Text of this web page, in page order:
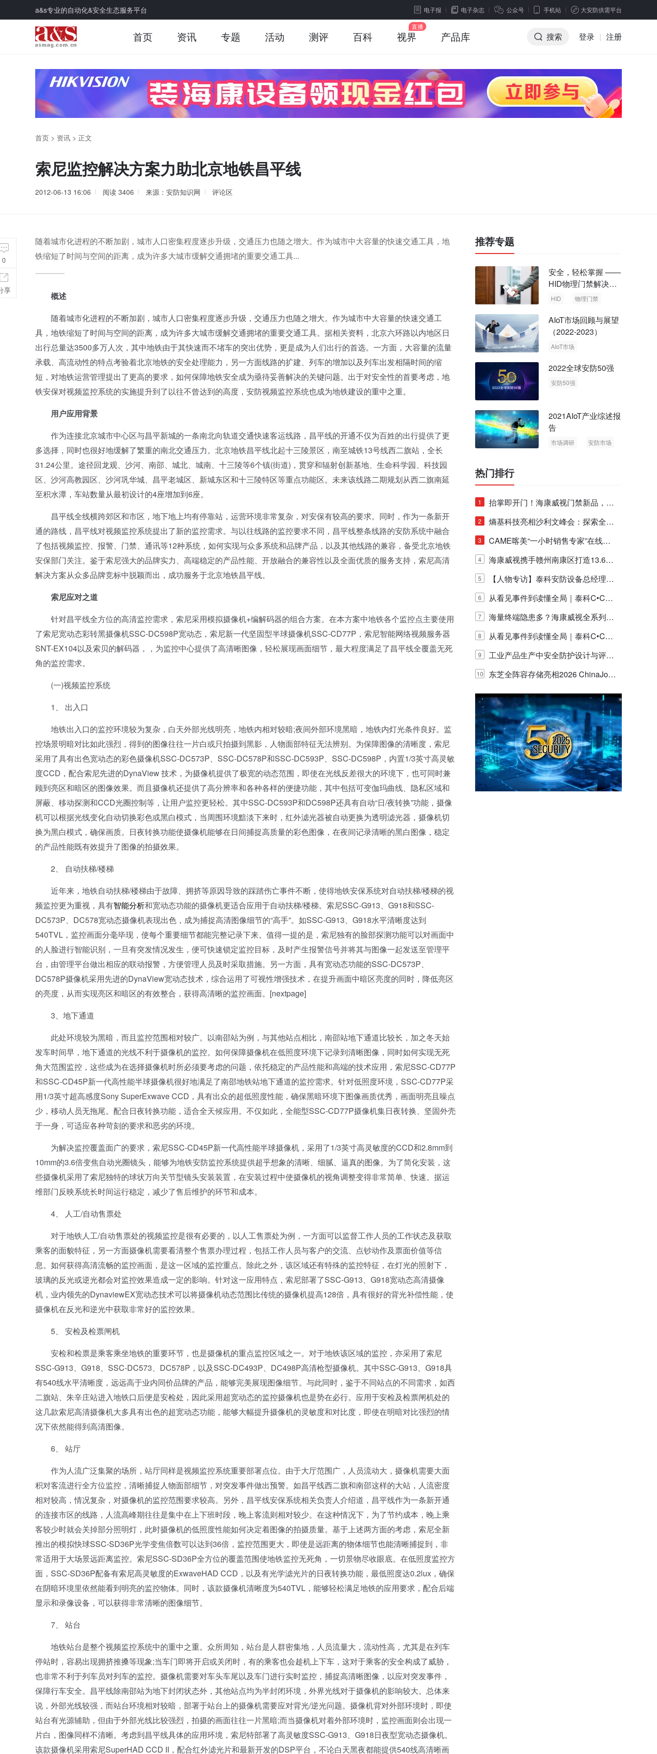
a&s专业的自动化&安全生态服务平台 电子报 电子杂志 公众号 手机站 大安防供需平台
首页 资讯 专题 活动 测评 百科 视界 产品库 搜索 登录 | 注册
首页 > 资讯 > 正文
索尼监控解决方案力助北京地铁昌平线
2012-06-13 16:06 阅读 3406 来源：安防知识网 评论区
随着城市化进程的不断加剧，城市人口密集程度逐步升级，交通压力也随之增大。作为城市中大容量的快速交通工具，地
铁缩短了时间与空间的距离，成为许多大城市缓解交通拥堵的重要交通工具...
概述
随着城市化进程的不断加剧，城市人口密集程度逐步升级，交通压力也随之增大。作为城市中大容量的快速交通工
具，地铁缩短了时间与空间的距离，成为许多大城市缓解交通拥堵的重要交通工具。据相关资料，北京六环路以内地区日
出行总量达3500多万人次，其中地铁由于其快速而不堵车的突出优势，更是成为人们出行的首选。一方面，大容量的流量
承载、高流动性的特点考验着北京地铁的安全处理能力，另一方面线路的扩建、列车的增加以及列车出发相隔时间的缩
短，对地铁运营管理提出了更高的要求，如何保障地铁安全成为亟待妥善解决的关键问题。出于对安全性的首要考虑，地
铁安保对视频监控系统的实施提升到了以往不曾达到的高度，安防视频监控系统也成为地铁建设的重中之重。
用户应用背景
作为连接北京城市中心区与昌平新城的一条南北向轨道交通快速客运线路，昌平线的开通不仅为百姓的出行提供了更
多选择，同时也很好地缓解了繁重的南北交通压力。北京地铁昌平线北起十三陵景区，南至城铁13号线西二旗站，全长
31.24公里。途径回龙观、沙河、南邵、城北、城南、十三陵等6个镇(街道)，贯穿和辐射创新基地、生命科学园、科技园
区、沙河高教园区、沙河巩华城、昌平老城区、新城东区和十三陵特区等重点功能区。未来该线路二期规划从西二旗南延
至积水潭，车站数量从最初设计的4座增加到6座。
昌平线全线横跨郊区和市区，地下地上均有停靠站，运营环境非常复杂，对安保有较高的要求。同时，作为一条新开
通的路线，昌平线对视频监控系统提出了新的监控需求。与以往线路的监控要求不同，昌平线整条线路的安防系统中融合
了包括视频监控、报警、门禁、通讯等12种系统，如何实现与众多系统和品牌产品，以及其他线路的兼容，备受北京地铁
安保部门关注。鉴于索尼强大的品牌实力、高端稳定的产品性能、开放融合的兼容性以及全面优质的服务支持，索尼高清
解决方案从众多品牌竞标中脱颖而出，成功服务于北京地铁昌平线。
索尼应对之道
针对昌平线全方位的高清监控需求，索尼采用模拟摄像机+编解码器的组合方案。在本方案中地铁各个监控点主要使用
了索尼宽动态彩转黑摄像机SSC-DC598P宽动态，索尼新一代坚固型半球摄像机SSC-CD77P，索尼智能网络视频服务器
SNT-EX104以及索贝的解码器，，为监控中心提供了高清晰图像，轻松展现画面细节，最大程度满足了昌平线全覆盖无死
角的监控需求。
(一)视频监控系统
1、 出入口
地铁出入口的监控环境较为复杂，白天外部光线明亮，地铁内相对较暗;夜间外部环境黑暗，地铁内灯光条件良好。监
控场景明暗对比如此强烈，得到的图像往往一片白或只拍摄到黑影，人物面部特征无法辨别。为保障图像的清晰度，索尼
采用了具有出色宽动态的彩色摄像机SSC-DC573P、SSC-DC578P和SSC-DC593P、SSC-DC598P，内置1/3英寸高灵敏
度CCD，配合索尼先进的DynaView 技术，为摄像机提供了极宽的动态范围，即使在光线反差很大的环境下，也可同时兼
顾到亮区和暗区的图像效果。而且摄像机还提供了高分辨率和各种各样的便捷功能，其中包括可变伽玛曲线、隐私区域和
屏蔽、移动探测和CCD光圈控制等，让用户监控更轻松。其中SSC-DC593P和DC598P还具有自动“日/夜转换”功能，摄像
机可以根据光线变化自动切换彩色或黑白模式，当周围环境黯淡下来时，红外滤光器被自动更换为透明滤光器，摄像机切
换为黑白模式，确保画质。日夜转换功能使摄像机能够在日间捕捉高质量的彩色图像，在夜间记录清晰的黑白图像，稳定
的产品性能既有效提升了图像的拍摄效果。
2、 自动扶梯/楼梯
近年来，地铁自动扶梯/楼梯由于故障、拥挤等原因导致的踩踏伤亡事件不断，使得地铁安保系统对自动扶梯/楼梯的视
频监控更为重视，具有智能分析和宽动态功能的摄像机更适合应用于自动扶梯/楼梯。索尼SSC-G913、G918和SSC-
DC573P、DC578宽动态摄像机表现出色，成为捕捉高清图像细节的“高手”。如SSC-G913、G918水平清晰度达到
540TVL，监控画面分毫毕现，使每个重要细节都能完整记录下来。值得一提的是，索尼独有的脸部探测功能可以对画面中
的人脸进行智能识别，一旦有突发情况发生，便可快速锁定监控目标，及时产生报警信号并将其与图像一起发送至管理平
台，由管理平台做出相应的联动报警，方便管理人员及时采取措施。另一方面，具有宽动态功能的SSC-DC573P、
DC578P摄像机采用先进的DynaView宽动态技术，综合运用了可视性增强技术，在提升画面中暗区亮度的同时，降低亮区
的亮度，从而实现亮区和暗区的有效整合，获得高清晰的监控画面。[nextpage]
3、地下通道
此处环境较为黑暗，而且监控范围相对较广。以南邵站为例，与其他站点相比，南邵站地下通道比较长，加之冬天始
发车时间早，地下通道的光线不利于摄像机的监控。如何保障摄像机在低照度环境下记录到清晰图像，同时如何实现无死
角大范围监控，这些成为在选择摄像机时所必须要考虑的问题，依托稳定的产品性能和高端的技术应用，索尼SSC-CD77P
和SSC-CD45P新一代高性能半球摄像机很好地满足了南邵地铁站地下通道的监控需求。针对低照度环境，SSC-CD77P采
用1/3英寸超高感度Sony SuperExwave CCD，具有出众的超低照度性能，确保黑暗环境下图像画质优秀，画面明亮且噪点
少，移动人员无拖尾。配合日夜转换功能，适合全天候应用。不仅如此，全能型SSC-CD77P摄像机集日夜转换、坚固外壳
于一身，可适应各种苛刻的要求和恶劣的环境。
为解决监控覆盖面广的要求，索尼SSC-CD45P新一代高性能半球摄像机，采用了1/3英寸高灵敏度的CCD和2.8mm到
10mm的3.6倍变焦自动光圈镜头，能够为地铁安防监控系统提供超乎想象的清晰、细腻、逼真的图像。为了简化安装，这
些摄像机采用了索尼独特的球状万向关节型镜头安装装置，在安装过程中使摄像机的视角调整变得非常简单、快速。据运
维部门反映系统长时间运行稳定，减少了售后维护的环节和成本。
4、 人工/自动售票处
对于地铁人工/自动售票处的视频监控是很有必要的，以人工售票处为例，一方面可以监督工作人员的工作状态及获取
乘客的面貌特征，另一方面摄像机需要看清整个售票办理过程，包括工作人员与客户的交流、点钞动作及票面价值等信
息。如何获得高清流畅的监控画面，是这一区域的监控重点。除此之外，该区域还有特殊的监控特征，在灯光的照射下，
玻璃的反光或逆光都会对监控效果造成一定的影响。针对这一应用特点，索尼部署了SSC-G913、G918宽动态高清摄像
机，业内领先的DynaviewEX宽动态技术可以将摄像机动态范围比传统的摄像机提高128倍，具有很好的背光补偿性能，使
摄像机在反光和逆光中获取非常好的监控效果。
5、 安检及检票闸机
安检和检票是乘客乘坐地铁的重要环节，也是摄像机的重点监控区域之一。对于地铁该区域的监控，亦采用了索尼
SSC-G913、G918、SSC-DC573、DC578P，以及SSC-DC493P、DC498P高清枪型摄像机。其中SSC-G913、G918具
有540线水平清晰度，远远高于业内同价品牌的产品，能够完美展现图像细节。与此同时，鉴于不同站点的不同需求，如西
二旗站、朱辛庄站进入地铁口后便是安检处，因此采用超宽动态的监控摄像机也是势在必行。应用于安检及检票闸机处的
这几款索尼高清摄像机大多具有出色的超宽动态功能，能够大幅提升摄像机的灵敏度和对比度，即使在明暗对比强烈的情
况下依然能得到高清图像。
6、 站厅
作为人流广泛集聚的场所，站厅同样是视频监控系统重要部署点位。由于大厅范围广，人员流动大，摄像机需要大面
积对客流进行全方位监控，清晰捕捉人物面部细节，对突发事件做出预警。如昌平线西二旗和南邵这样的大站，人流密度
相对较高，情况复杂，对摄像机的监控范围要求较高。另外，昌平线安保系统相关负责人介绍道，昌平线作为一条新开通
的连接市区的线路，人流高峰期往往是集中在上下班时段，晚上客流则相对较少。在这种情况下，为了节约成本，晚上乘
客较少时就会关掉部分照明灯，此时摄像机的低照度性能如何决定着图像的拍摄质量。基于上述两方面的考虑，索尼全新
推出的模拟快球SSC-SD36P光学变焦倍数可以达到36倍，监控范围更大，即使是远距离的物体细节也能清晰捕捉到，非
常适用于大场景远距离监控。索尼SSC-SD36P全方位的覆盖范围使地铁监控无死角，一切景物尽收眼底。在低照度监控方
面，SSC-SD36P配备有索尼高灵敏度的ExwaveHAD CCD，以及有光学滤光片的日夜转换功能，最低照度达0.2lux，确保
在阴暗环境里依然能看到明亮的监控物体。同时，该款摄像机清晰度为540TVL，能够轻松满足地铁的应用要求，配合后端
显示和录像设备，可以获得非常清晰的图像细节。
7、 站台
地铁站台是整个视频监控系统中的重中之重。众所周知，站台是人群密集地，人员流量大，流动性高，尤其是在列车
停站时，容易出现拥挤推搡等现象;当车门即将开启或关闭时，有的乘客也会趁机上下车，这对于乘客的安全构成了威胁，
也非常不利于列车员对列车的监控。摄像机需要对车头车尾以及车门进行实时监控，捕捉高清晰图像，以应对突发事件，
保障行车安全。昌平线除南邵站为地下封闭状态外，其他站点均为半封闭环境，外界光线对于摄像机的影响较大。总体来
说，外部光线较强，而站台环境相对较暗，部署于站台上的摄像机需要应对背光/逆光问题。摄像机背对外部环境时，即使
站台有光源辅助，但由于外部光线比较强烈，拍摄的画面往往一片黑暗;而当摄像机对着外部环境时，监控画面则会出现一
片白，图像同样不清晰。考虑到昌平线具体的应用环境，索尼特部署了高灵敏度SSC-G913、G918日夜型宽动态摄像机。
该款摄像机采用索尼SuperHAD CCD II，配合红外滤光片和最新开发的DSP平台，不论白天黑夜都能提供540线高清晰画
0
享
推荐专题
安全，轻松掌握 ——
HID物理门禁解决方
案，启动智慧安全新
HID 物理门禁
AIoT市场回顾与展望
（2022-2023）
AIoT市场
2022全球安防50强
安防50强
2021AIoT产业综述报
告
市场调研
安防市场
热门排行
1
抬掌即开门！海康威视门禁新品，不
止认人脸，更认"掌"中静脉！
2
熵基科技亮相沙利文峰会：探索全栈
脑机技术商业化生态新路径
3
CAME喀美“一小时销售专家”在线赋
能培训正式启动！
4
海康威视携手赣州南康区打造13.6公
里绿波网
5
【人物专访】泰科安防设备总经理张
宁解码安防出海新范式
6
从看见事件到读懂全局｜泰科C•CUR
E IQ 3.20开启安防运营智能新时代
7
海量终端隐患多？海康威视全系列物
联安全产品，四层守护更放心！
8
从看见事件到读懂全局｜泰科C•CUR
E IQ 3.20开启安防运营智能新时代
9
工业产品生产中安全防护设计与评估
的实践与探讨
10
东芝全阵容存储亮相2026 ChinaJo
y，以海量数据底座赋能“与AI同游”新
体验